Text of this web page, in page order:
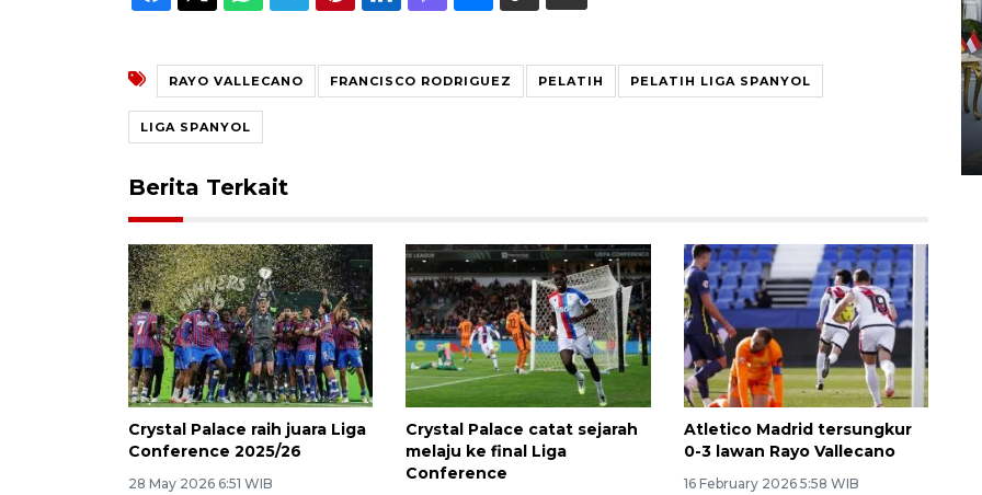
RAYO VALLECANO FRANCISCO RODRIGUEZ PELATIH PELATIH LIGA SPANYOL
LIGA SPANYOL
Berita Terkait
Crystal Palace raih juara Liga
Conference 2025/26
28 May 2026 6:51 WIB
Crystal Palace catat sejarah
melaju ke final Liga
Conference
Atletico Madrid tersungkur
0-3 lawan Rayo Vallecano
16 February 2026 5:58 WIB
FOTO - Kirab memperingati
HUT ke-80 Raja Keraton